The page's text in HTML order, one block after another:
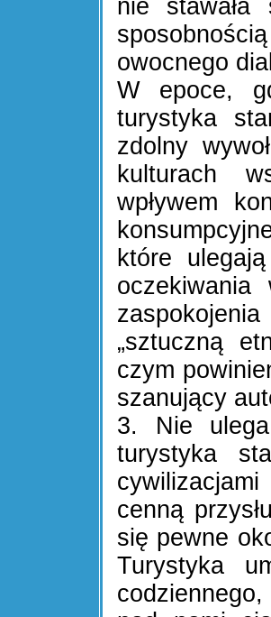
nie stawała
owocnego
W epoce,
turystyka
zdolny
kulturach
wpływem
które
„sztuczną
czym
szanujący
3. Nie
turystyka
cenną
się pewne
Turystyka